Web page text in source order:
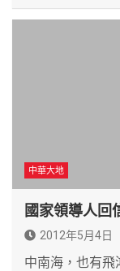
中華大地
國家領導人回
2012年5月4日
中南海，也有